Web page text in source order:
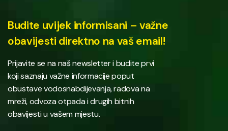
Budite uvijek informisani – važne
obavijesti direktno na vaš email!
Prijavite se na naš newsletter i budite prvi
koji saznaju važne informacije poput
obustave vodosnabdijevanja, radova na
mreži, odvoza otpada i drugih bitnih
obavijesti u vašem mjestu.